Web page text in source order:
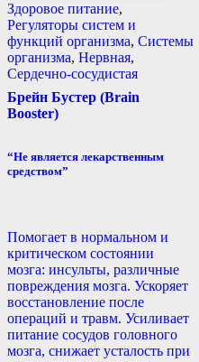
Здоровое питание,
Регуляторы систем и
функций организма, Системы
организма, Нервная,
Сердечно-сосудистая
Брейн Бустер (Brain
Booster)
“Не является лекарственным
средством”
Помогает в нормальном и
критическом состоянии
мозга: инсульты, различные
повреждения мозга. Ускоряет
восстановление после
операций и травм. Усиливает
питание сосудов головного
мозга, снижает усталость при